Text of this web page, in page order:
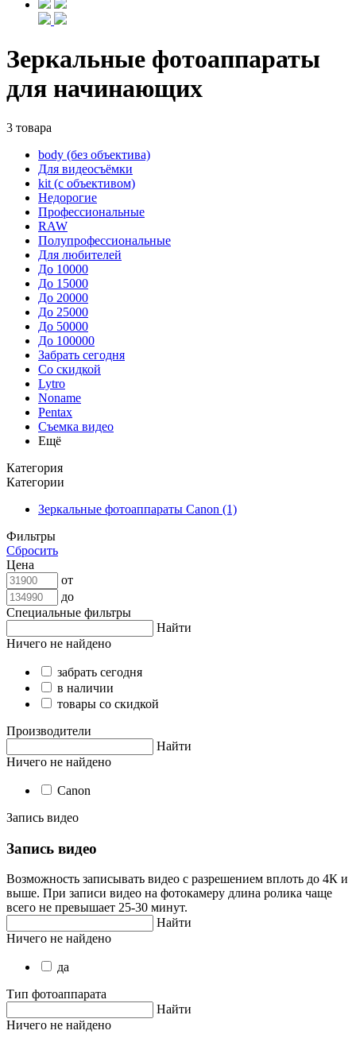
Зеркальные фотоаппараты
для начинающих
3 товара
body (без объектива)
Для видеосъёмки
kit (с объективом)
Недорогие
Профессиональные
RAW
Полупрофессиональные
Для любителей
До 10000
До 15000
До 20000
До 25000
До 50000
До 100000
Забрать сегодня
Со скидкой
Lytro
Noname
Pentax
Съемка видео
Ещё
Категория
Категории
Зеркальные фотоаппараты Canon (1)
Фильтры
Сбросить
Цена
от
до
Специальные фильтры
Найти
Ничего не найдено
забрать сегодня
в наличии
товары со скидкой
Производители
Найти
Ничего не найдено
Canon
Запись видео
Запись видео
Возможность записывать видео с разрешением вплоть до 4К и
выше. При записи видео на фотокамеру длина ролика чаще
всего не превышает 25-30 минут.
Найти
Ничего не найдено
да
Тип фотоаппарата
Найти
Ничего не найдено